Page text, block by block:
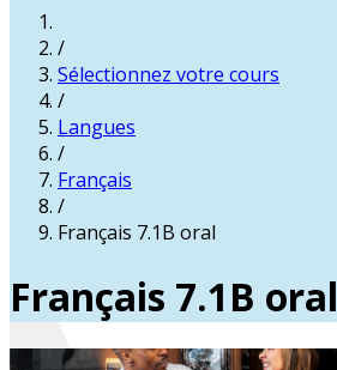
/
Sélectionnez votre cours
/
Langues
/
Français
/
Français 7.1B oral
Français 7.1B oral